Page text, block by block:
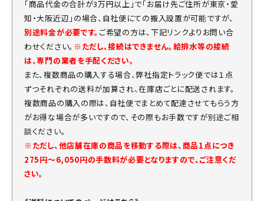
「商品代金の合計が3万円以上」で「お届け先ご住所が東京・愛
知・大阪近辺」の場合、自社便にての搬入設置が可能ですが、
別途料金が必要です。 ご希望の方は、下記リンクよりお問い合
わせください。 ※ただし、接続はできません。給排水等の接続
は、専門の業者を手配ください。
また、複数商品の購入する場合、弊社指定トラック便では１点
ずつそれぞれの送料が加算され、在庫店ごとに配送されます。
複数商品の購入の際は、自社便でまとめて配達させてもらう方
がお得な場合が多いですので、その際もお手数ですが別途ご相
談ください。
※ただし、他店舗在庫の商品を移動する際は、商品1点につき
275円～6,050円の手数料が必要となりますので、ご注意くだ
さい。